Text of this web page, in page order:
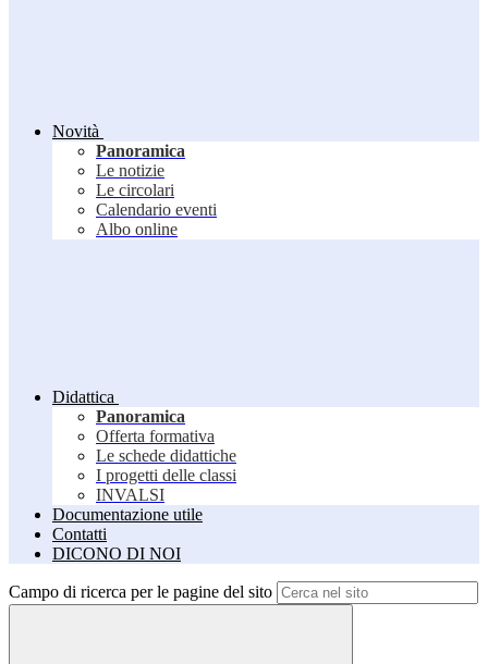
Novità
Panoramica
Le notizie
Le circolari
Calendario eventi
Albo online
Didattica
Panoramica
Offerta formativa
Le schede didattiche
I progetti delle classi
INVALSI
Documentazione utile
Contatti
DICONO DI NOI
Campo di ricerca per le pagine del sito